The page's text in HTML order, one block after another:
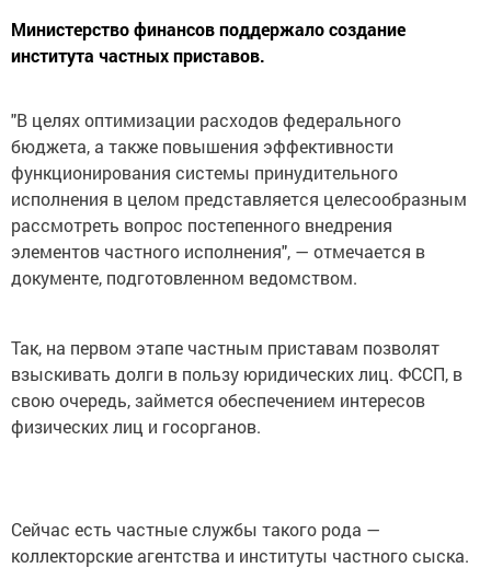
Министерство финансов поддержало создание
института частных приставов.
"В целях оптимизации расходов федерального
бюджета, а также повышения эффективности
функционирования системы принудительного
исполнения в целом представляется целесообразным
рассмотреть вопрос постепенного внедрения
элементов частного исполнения", — отмечается в
документе, подготовленном ведомством.
Так, на первом этапе частным приставам позволят
взыскивать долги в пользу юридических лиц. ФССП, в
свою очередь, займется обеспечением интересов
физических лиц и госорганов.
Сейчас есть частные службы такого рода —
коллекторские агентства и институты частного сыска.